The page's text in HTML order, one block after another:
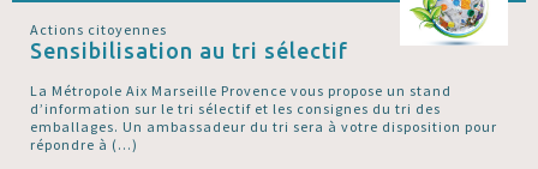
Actions citoyennes
Sensibilisation au tri sélectif
La Métropole Aix Marseille Provence vous propose un stand
d’information sur le tri sélectif et les consignes du tri des
emballages. Un ambassadeur du tri sera à votre disposition pour
répondre à (…)